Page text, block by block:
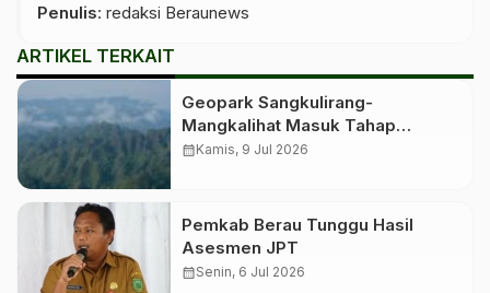
Penulis: redaksi Beraunews
ARTIKEL TERKAIT
Geopark Sangkulirang-
Mangkalihat Masuk Tahap
Verifikasi Lapangan untuk
calendar_monthKamis, 9 Jul 2026
Pemkab Berau Tunggu Hasil
Asesmen JPT
calendar_monthSenin, 6 Jul 2026